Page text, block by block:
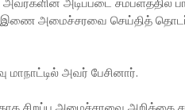
இணை அமைச்சரவை செய்தித்
அவர் பேசினார்.
சிறப்பு அமைச்சரவை அறிக்கை